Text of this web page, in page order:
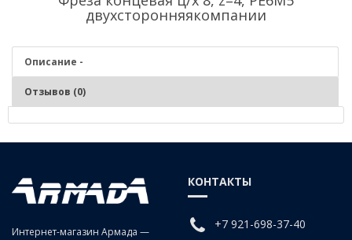
двухсторонняякомпании
Описание -
Отзывов (0)
Интернет-магазин Армада —
КОНТАКТЫ
+7 921-698-37-40